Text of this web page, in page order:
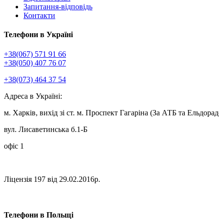
Запитання-відповідь
Контакти
Телефони в Україні
+38(067) 571 91 66
+38(050) 407 76 07
+38(073) 464 37 54
Адреса в Україні:
м. Харків, вихід зі ст. м. Проспект Гагаріна (За АТБ та
вул. Лисаветинська б.1-Б
офіс 1
Ліцензія 197 від 29.02.2016р.
Телефони в Польщі